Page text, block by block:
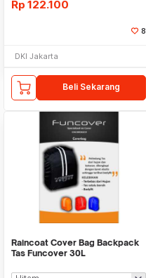
Rp 122.100
8
DKI Jakarta
Beli Sekarang
Raincoat Cover Bag Backpack
Tas Funcover 30L